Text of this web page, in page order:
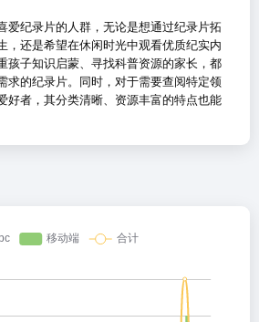
爱纪录片的人群，无论是想通过纪录片拓
，还是希望在休闲时光中观看优质纪实内
孩子知识启蒙、寻找科普资源的家长，都
求的纪录片。同时，对于需要查阅特定领
好者，其分类清晰、资源丰富的特点也能